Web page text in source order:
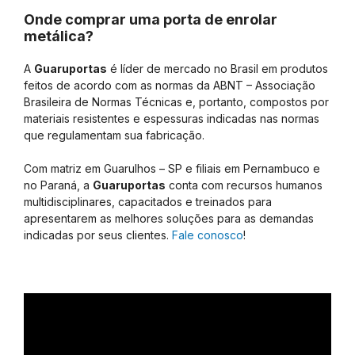
Onde comprar uma porta de enrolar
metálica?
A Guaruportas é líder de mercado no Brasil em produtos
feitos de acordo com as normas da ABNT – Associação
Brasileira de Normas Técnicas e, portanto, compostos por
materiais resistentes e espessuras indicadas nas normas
que regulamentam sua fabricação.
Com matriz em Guarulhos – SP e filiais em Pernambuco e
no Paraná, a Guaruportas conta com recursos humanos
multidisciplinares, capacitados e treinados para
apresentarem as melhores soluções para as demandas
indicadas por seus clientes. Fale conosco!